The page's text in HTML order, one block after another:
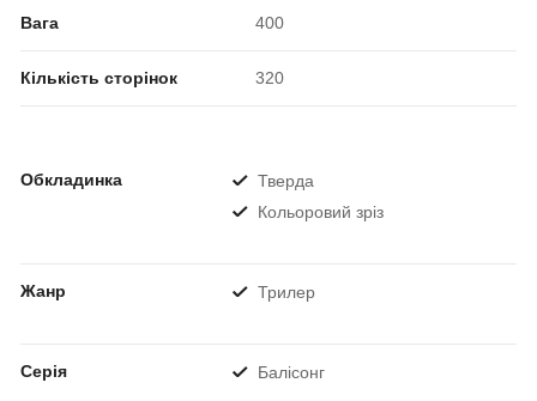
Вага 400
Кількість сторінок 320
Обкладинка
Тверда
Кольоровий зріз
Жанр Трилер
Серія Балісонг